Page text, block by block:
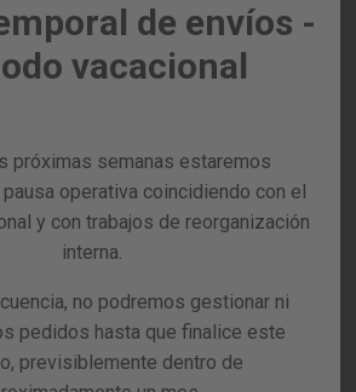
de envíos -
vacacional
próximas semanas estaremos
operativa coincidiendo con el
y con trabajos de reorganización
interna.
no podremos gestionar ni
pedidos hasta que finalice este
previsiblemente dentro de